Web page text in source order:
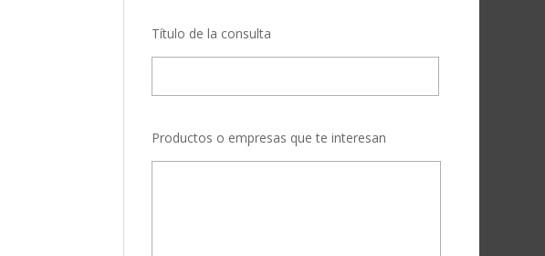
Título de la consulta
Productos o empresas que te interesan